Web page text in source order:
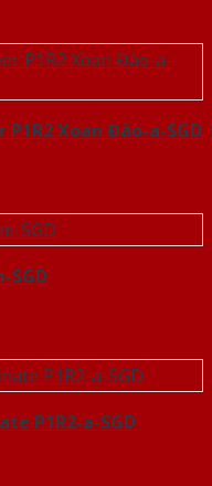
P1R2 Xoan Đào-a-SGD
SGD
P1R2-a-SGD